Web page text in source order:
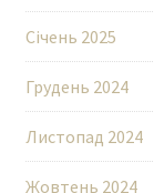
Січень 2025
Грудень 2024
Листопад 2024
Жовтень 2024